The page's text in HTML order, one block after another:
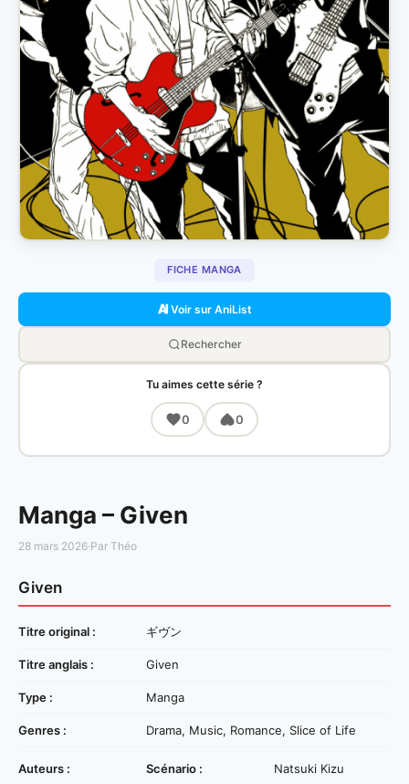
FICHE MANGA
Voir sur AniList
Rechercher
Tu aimes cette série ?
0 0
Manga – Given
28 mars 2026·Par Théo
Given
Titre original : ギヴン
Titre anglais : Given
Type : Manga
Genres : Drama, Music, Romance, Slice of Life
Auteurs : Scénario :
Natsuki Kizu